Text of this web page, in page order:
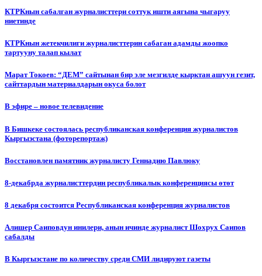
КТРКнын сабалган журналисттери соттук ишти аягына чыгаруу
ниетинде
КТРКнын жетекчилиги журналисттерин сабаган адамды жоопко
тартууну талап кылат
Марат Токоев: “ДЕМ” сайтынан бир эле мезгилде кырктан ашуун гезит,
сайттардын материалдарын окуса болот
В эфире – новое телевидение
В Бишкеке состоялась республиканская конференция журналистов
Кыргызстана (фоторепортаж)
Восстановлен памятник журналисту Геннадию Павлюку
8-декабрда журналисттердин республикалык конференциясы өтөт
8 декабря состоится Республиканская конференция журналистов
Алишер Саиповдун инилери, анын ичинде журналист Шохрух Саипов
сабалды
В Кыргызстане по количеству среди СМИ лидируют газеты